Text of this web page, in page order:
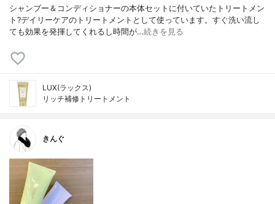
シャンプー＆コンディショナーの本体セットに付いていたトリートメン
ト?デイリーケアのトリートメントとして使っています。すぐ洗い流し
ても効果を発揮してくれるし時間が…続きを見る
LUX(ラックス)
リッチ補修トリートメント
きんぐ